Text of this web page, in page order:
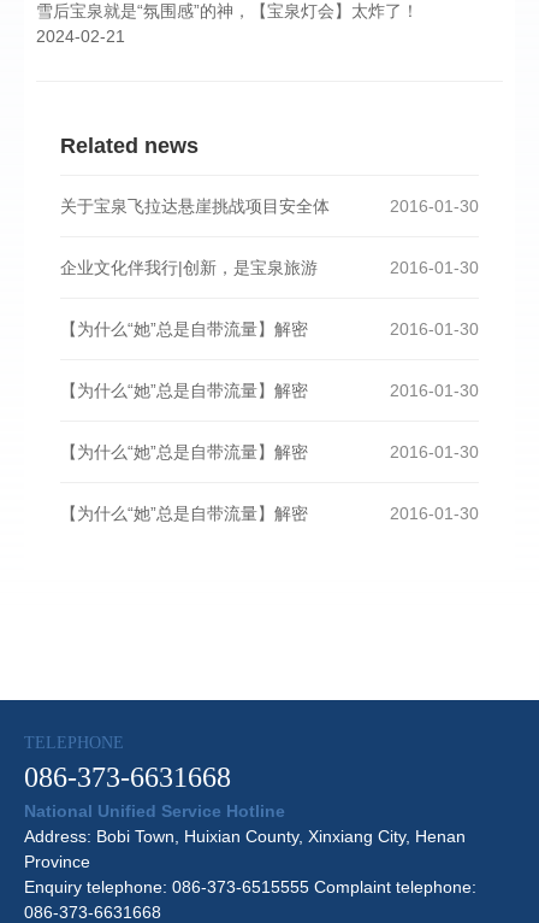
雪后宝泉就是“氛围感”的神，【宝泉灯会】太炸了！
2024-02-21
Related news
2016-01-30
关于宝泉飞拉达悬崖挑战项目安全体
2016-01-30
企业文化伴我行|创新，是宝泉旅游
2016-01-30
【为什么“她”总是自带流量】解密
2016-01-30
【为什么“她”总是自带流量】解密
2016-01-30
【为什么“她”总是自带流量】解密
2016-01-30
【为什么“她”总是自带流量】解密
TELEPHONE
086-373-6631668
National Unified Service Hotline
Address: Bobi Town, Huixian County, Xinxiang City, Henan
Province
Enquiry telephone: 086-373-6515555 Complaint telephone:
086-373-6631668